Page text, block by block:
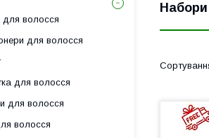
для волосся
для волосся
для волосся
для волосся
волосся